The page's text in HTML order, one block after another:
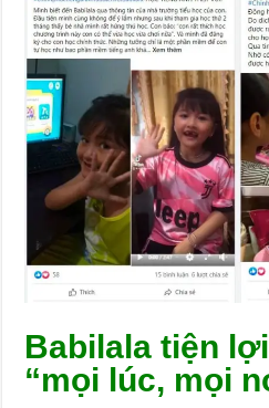
Babilala tiện
“mọi lúc, mọi